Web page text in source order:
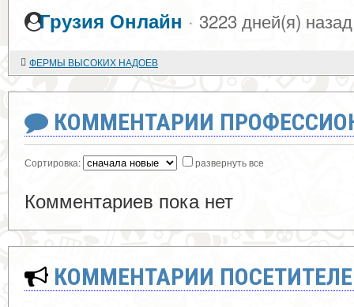
Грузия Онлайн · 3223 дней(я) назад
ФЕРМЫ ВЫСОКИХ НАДОЕВ
КОММЕНТАРИИ
Сортировка: развернуть все
Комментариев пока нет
КОММЕНТАРИИ